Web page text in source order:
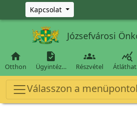
Ugrás a fő tartalomra
Kapcsolat
Józsefvárosi

Otthon

Ügyintéz…

Részvétel

Válasszon a